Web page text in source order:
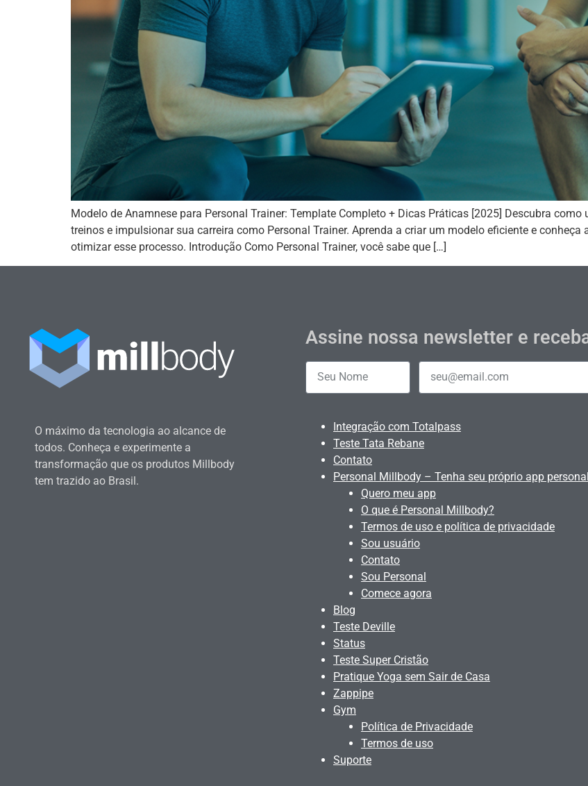
Modelo de Anamnese para Personal Trainer: Template Completo + Dicas Práticas [2025] Descubra
treinos e impulsionar sua carreira como Personal Trainer. Aprenda a criar um modelo eficiente e
otimizar esse processo. Introdução Como Personal Trainer, você sabe que […]
O máximo da tecnologia ao alcance de
todos. Conheça e experimente a
transformação que os produtos Millbody
tem trazido ao Brasil.
Assine nossa newsletter e
Integração com Totalpass
Teste Tata Rebane
Contato
Personal Millbody – Tenha seu próprio app
Quero meu app
O que é Personal Millbody?
Termos de uso e política de privacidade
Sou usuário
Contato
Sou Personal
Comece agora
Blog
Teste Deville
Status
Teste Super Cristão
Pratique Yoga sem Sair de Casa
Zappipe
Gym
Política de Privacidade
Termos de uso
Suporte